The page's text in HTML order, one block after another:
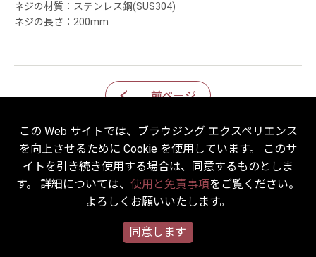
ネジの材質：ステンレス鋼(SUS304)
ネジの長さ：200mm
前ページ
2022 © HICKWALL TECH CASTER INDUSTRIAL CO., LTD. All
Rights Reserved.
この Web サイトでは、ブラウジング エクスペリエンス
を向上させるために Cookie を使用しています。 このサ
イトを引き続き使用する場合は、同意するものとしま
す。 詳細については、 使用と免責事項をご覧ください。
よろしくお願いいたします。
同意します